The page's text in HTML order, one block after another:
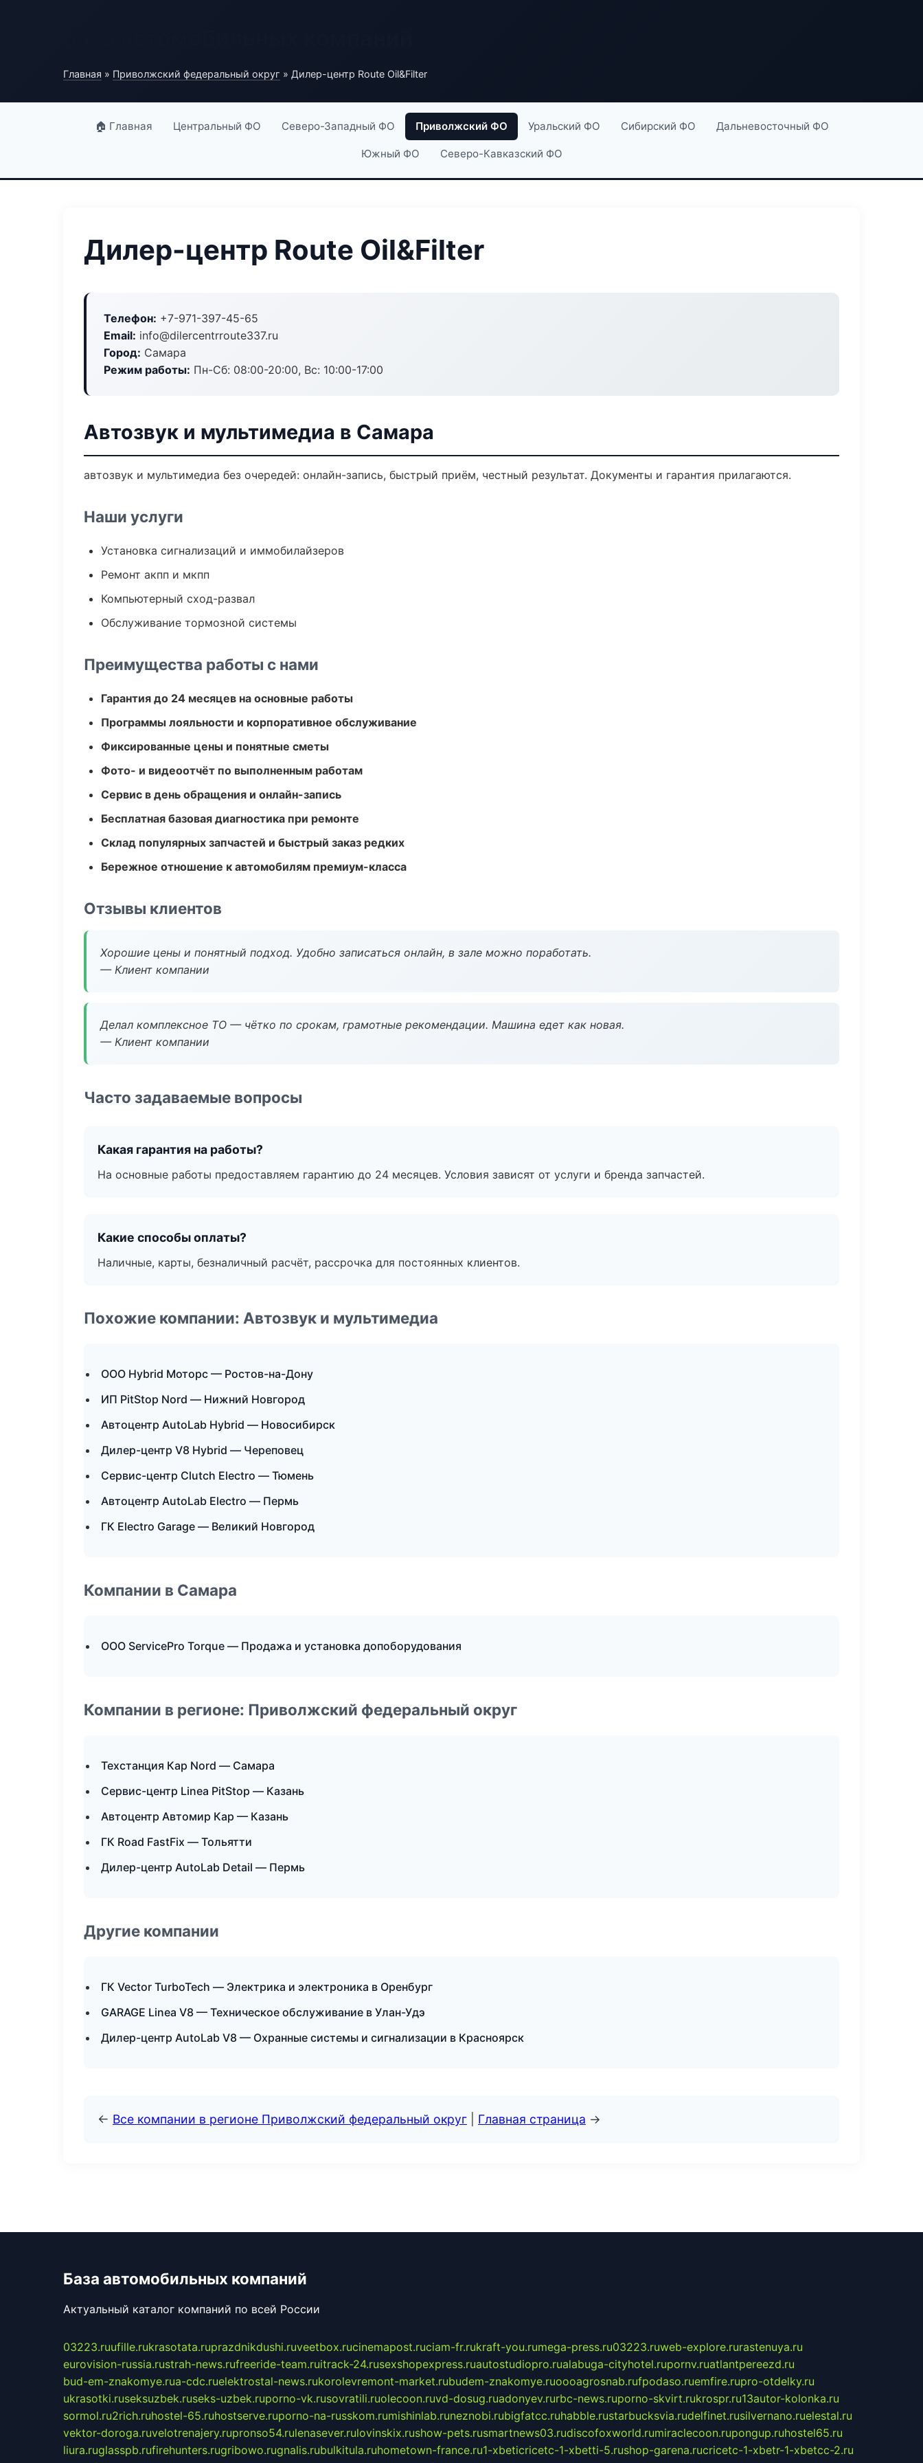
Главная » Приволжский федеральный округ » Дилер-центр Route Oil&Filter
🏠 Главная Центральный ФО Северо-Западный ФО Приволжский ФО Уральский ФО Сибирский ФО Дальневосточный ФО
Южный ФО Северо-Кавказский ФО
Дилер-центр Route Oil&Filter
Телефон: +7-971-397-45-65
Email: info@dilercentrroute337.ru
Город: Самара
Режим работы: Пн-Сб: 08:00-20:00, Вс: 10:00-17:00
Автозвук и мультимедиа в Самара
автозвук и мультимедиа без очередей: онлайн-запись, быстрый приём, честный результат. Документы и гарантия прилагаются.
Наши услуги
Установка сигнализаций и иммобилайзеров
Ремонт акпп и мкпп
Компьютерный сход-развал
Обслуживание тормозной системы
Преимущества работы с нами
Гарантия до 24 месяцев на основные работы
Программы лояльности и корпоративное обслуживание
Фиксированные цены и понятные сметы
Фото- и видеоотчёт по выполненным работам
Сервис в день обращения и онлайн-запись
Бесплатная базовая диагностика при ремонте
Склад популярных запчастей и быстрый заказ редких
Бережное отношение к автомобилям премиум-класса
Отзывы клиентов
Хорошие цены и понятный подход. Удобно записаться онлайн, в зале можно поработать.
— Клиент компании
Делал комплексное ТО — чётко по срокам, грамотные рекомендации. Машина едет как новая.
— Клиент компании
Часто задаваемые вопросы
Какая гарантия на работы?
На основные работы предоставляем гарантию до 24 месяцев. Условия зависят от услуги и бренда запчастей.
Какие способы оплаты?
Наличные, карты, безналичный расчёт, рассрочка для постоянных клиентов.
Похожие компании: Автозвук и мультимедиа
ООО Hybrid Моторс — Ростов-на-Дону
ИП PitStop Nord — Нижний Новгород
Автоцентр AutoLab Hybrid — Новосибирск
Дилер-центр V8 Hybrid — Череповец
Сервис-центр Clutch Electro — Тюмень
Автоцентр AutoLab Electro — Пермь
ГК Electro Garage — Великий Новгород
Компании в Самара
ООО ServicePro Torque — Продажа и установка допоборудования
Компании в регионе: Приволжский федеральный округ
Техстанция Кар Nord — Самара
Сервис-центр Linea PitStop — Казань
Автоцентр Автомир Кар — Казань
ГК Road FastFix — Тольятти
Дилер-центр AutoLab Detail — Пермь
Другие компании
ГК Vector TurboTech — Электрика и электроника в Оренбург
GARAGE Linea V8 — Техническое обслуживание в Улан-Удэ
Дилер-центр AutoLab V8 — Охранные системы и сигнализации в Красноярск
← Все компании в регионе Приволжский федеральный округ Главная страница →
База автомобильных компаний
Актуальный каталог компаний по всей России
03223.ruufille.rukrasotata.ruprazdnikdushi.ruveetbox.rucinemapost.ruciam-fr.rukraft-you.rumega-press.ru03223.ruweb-explore.rurastenuya.ru
eurovision-russia.rustrah-news.rufreeride-team.ruitrack-24.rusexshopexpress.ruautostudiopro.rualabuga-cityhotel.rupornv.ruatlantpereezd.ru
bud-em-znakomye.rua-cdc.ruelektrostal-news.rukorolevremont-market.rubudem-znakomye.ruoooagrosnab.rufpodaso.ruemfire.rupro-otdelky.ru
ukrasotki.ruseksuzbek.ruseks-uzbek.ruporno-vk.rusovratili.ruolecoon.ruvd-dosug.ruadonyev.rurbc-news.ruporno-skvirt.rukrospr.ru13autor-kolonka.ru
sormol.ru2rich.ruhostel-65.ruhostserve.ruporno-na-russkom.rumishinlab.runeznobi.rubigfatcc.ruhabble.rustarbucksvia.rudelfinet.rusilvernano.ruelestal.ru
vektor-doroga.ruvelotrenajery.rupronso54.rulenasever.rulovinskix.rushow-pets.rusmartnews03.rudiscofoxworld.rumiraclecoon.rupongup.ruhostel65.ru
liura.ruglasspb.rufirehunters.rugribowo.rugnalis.rubulkitula.ruhometown-france.ru1-xbeticricetc-1-xbetti-5.rushop-garena.rucricetc-1-xbetr-1-xbetcc-2.ru